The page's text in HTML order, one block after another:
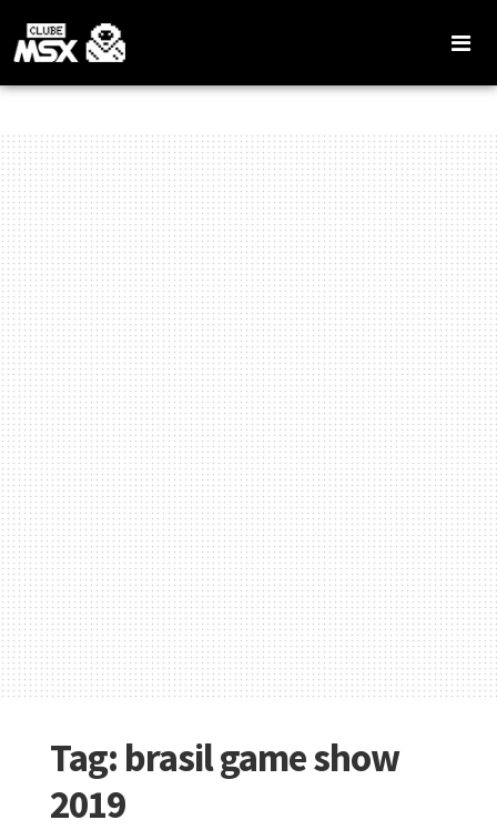
Tag: brasil game show
2019